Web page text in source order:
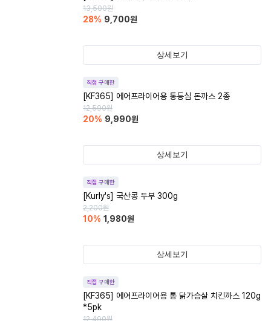
13,500원
28% 9,700원
상세보기
직접 구매한
[KF365] 에어프라이어용 통등심 돈까스 2종
12,590원
20% 9,990원
상세보기
직접 구매한
[Kurly's] 국산콩 두부 300g
2,200원
10% 1,980원
상세보기
직접 구매한
[KF365] 에어프라이어용 통 닭가슴살 치킨까스 120g
*5pk
12,490원